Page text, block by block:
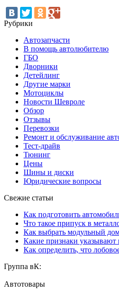
Рубрики
Автозапчасти
В помощь автолюбителю
ГБО
Дворники
Детейлинг
Другие марки
Мотоциклы
Новости Шевроле
Обзор
Отзывы
Перевозки
Ремонт и обслуживание
Тест-драйв
Тюнинг
Цены
Шины и диски
Юридические вопросы
Свежие статьи
Как подготовить
Что такое припуск в
Как выбрать модульный
Какие признаки указывают
Как определить, что
Группа вК:
Автотовары